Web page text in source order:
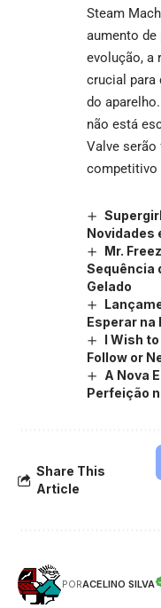
Steam
aumento
evolução, a
crucial para
do
não está
Valve serão
competitivo
Novidades
Mr.
Sequência
Gelado
Esperar na
I Wish
Follow or
A Nova
Perfeição
Share This
Article
PORACELINO SILVA